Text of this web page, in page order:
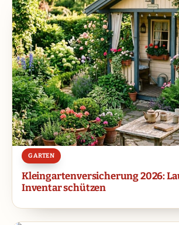
GARTEN
Kleingartenversicherung 2026:
Inventar schützen